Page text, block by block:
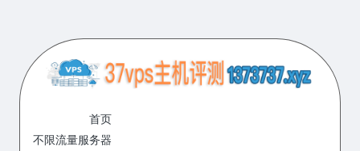
content
7
的
首页
不限流量服务器